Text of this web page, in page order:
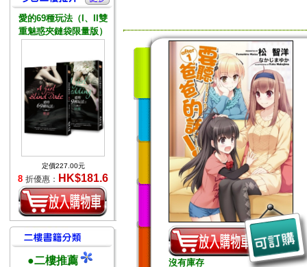
愛的69種玩法（I、II雙
重魅惑夾鏈袋限量版）
定價227.00元
8 折優惠： HK$181.6
●二樓推薦
沒有庫存